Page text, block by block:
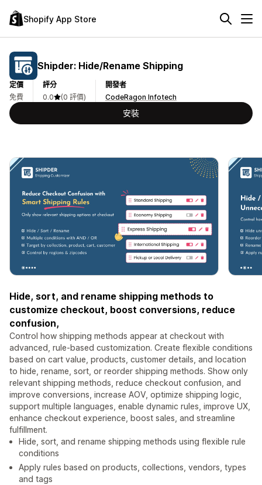
Shopify App Store
Shipder: Hide/Rename Shipping
定價
免費
評分
0.0
(0 評價)
開發者
CodeRagon Infotech
安裝
Hide, sort, and rename shipping methods to
customize checkout, boost conversions, reduce
confusion,
Control how shipping methods appear at checkout with
advanced, rule-based customization. Create flexible conditions
based on cart value, products, customer details, and location
to hide, rename, sort, or reorder shipping methods. Show only
relevant shipping methods, reduce checkout confusion, and
improve conversions, increase AOV, optimize shipping logic,
support multiple languages, enable dynamic rules, improve UX,
enhance checkout experience, boost sales, and streamline
fulfillment.
Hide, sort, and rename shipping methods using flexible rule
conditions
Apply rules based on products, collections, vendors, types
and tags